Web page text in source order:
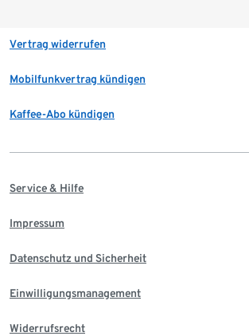
Vertrag widerrufen
Mobilfunkvertrag kündigen
Kaffee-Abo kündigen
Service & Hilfe
Impressum
Datenschutz und Sicherheit
Einwilligungsmanagement
Widerrufsrecht